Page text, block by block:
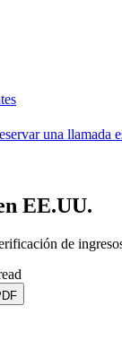
una llamada
EE.UU.
de